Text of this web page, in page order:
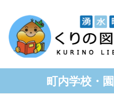
町内学校・